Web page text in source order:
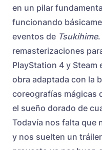
en un pilar
funcionando
eventos de Tsukihime.
remasterizaciones
PlayStation 4 y
obra adaptada con la
coreografías mágicas
el sueño dorado de
Todavía nos falta que
y nos suelten un